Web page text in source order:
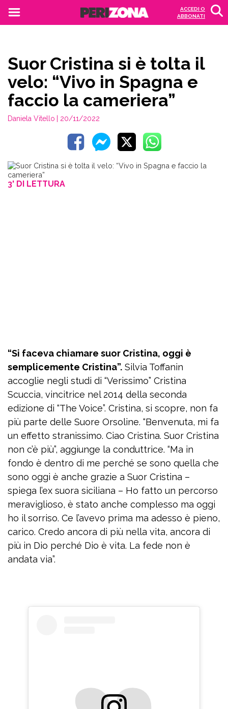
ACCEDI O
ABBONATI
Suor Cristina si è tolta il
velo: “Vivo in Spagna e
faccio la cameriera”
Daniela Vitello | 20/11/2022
3' DI LETTURA
“Si faceva chiamare suor Cristina, oggi è
semplicemente Cristina”. Silvia Toffanin
accoglie negli studi di “Verissimo” Cristina
Scuccia, vincitrice nel 2014 della seconda
edizione di “The Voice”. Cristina, si scopre, non fa
più parte delle Suore Orsoline. “Benvenuta, mi fa
un effetto stranissimo. Ciao Cristina. Suor Cristina
non c’è più”, aggiunge la conduttrice. “Ma in
fondo è dentro di me perché se sono quella che
sono oggi è anche grazie a Suor Cristina –
spiega l’ex suora siciliana – Ho fatto un percorso
meraviglioso, è stato anche complesso ma oggi
ho il sorriso. Ce l’avevo prima ma adesso è pieno,
carico. Credo ancora di più nella vita, ancora di
più in Dio perché Dio è vita. La fede non è
andata via”.